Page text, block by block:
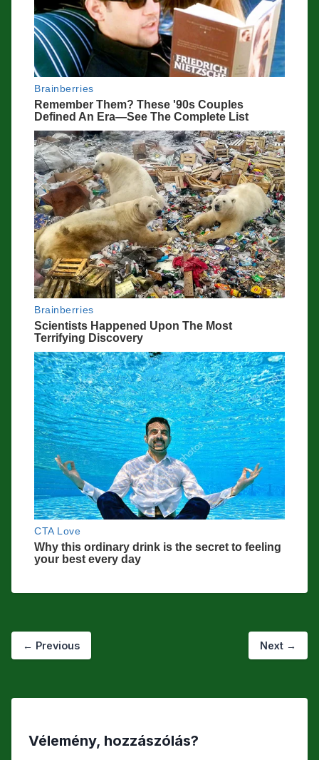
← Previous Next →
Vélemény, hozzászólás?